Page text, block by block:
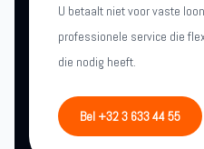
U betaalt niet voor vaste
professionele service die
die nodig heeft.
Bel +32 3 633 44 55